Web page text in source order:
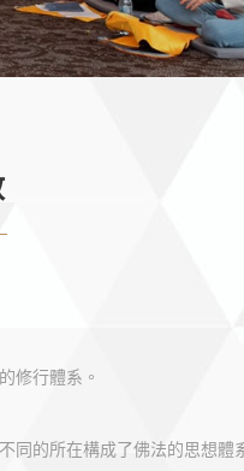
修行體系。
同的所在構成了佛法的思想體